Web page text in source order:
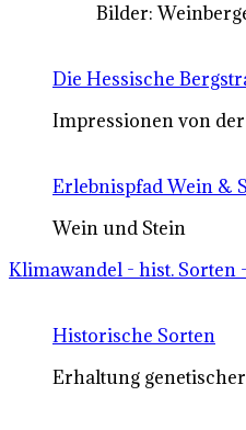
Bilder:
Die Hessische
Impressionen von
Erlebnispfad Wein &
Wein und Stein
Klimawandel - hist. Sorten
Historische Sorten
Erhaltung